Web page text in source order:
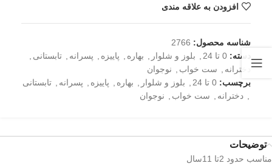
افزودن به علاقه مندی
شناسه محصول: 2766
دسته: 0 تا 24 بلوز و شلوار بهاره پاییزه پسرانه تابستانی
دخترانه
ست خواب
نوجوان
برچسب: 0 تا 24 بلوز و شلوار بهاره پاییزه پسرانه
تابستانی
دخترانه ست خواب نوجوان
توضیحات
مناسب حدود 2تا 11سال